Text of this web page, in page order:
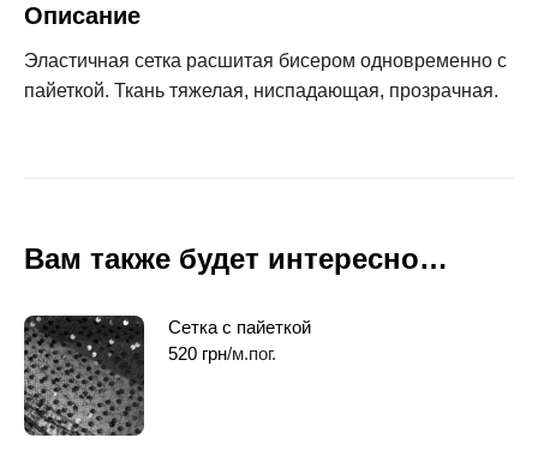
Описание
Эластичная сетка расшитая бисером одновременно с
пайеткой. Ткань тяжелая, ниспадающая, прозрачная.
Вам также будет интересно…
Сетка с пайеткой
520 грн/м.пог.